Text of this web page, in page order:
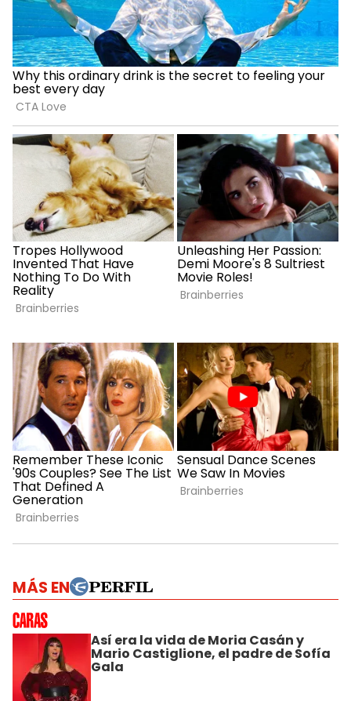
MÁS EN
Así era la vida de Moria Casán y
Mario Castiglione, el padre de Sofía
Gala